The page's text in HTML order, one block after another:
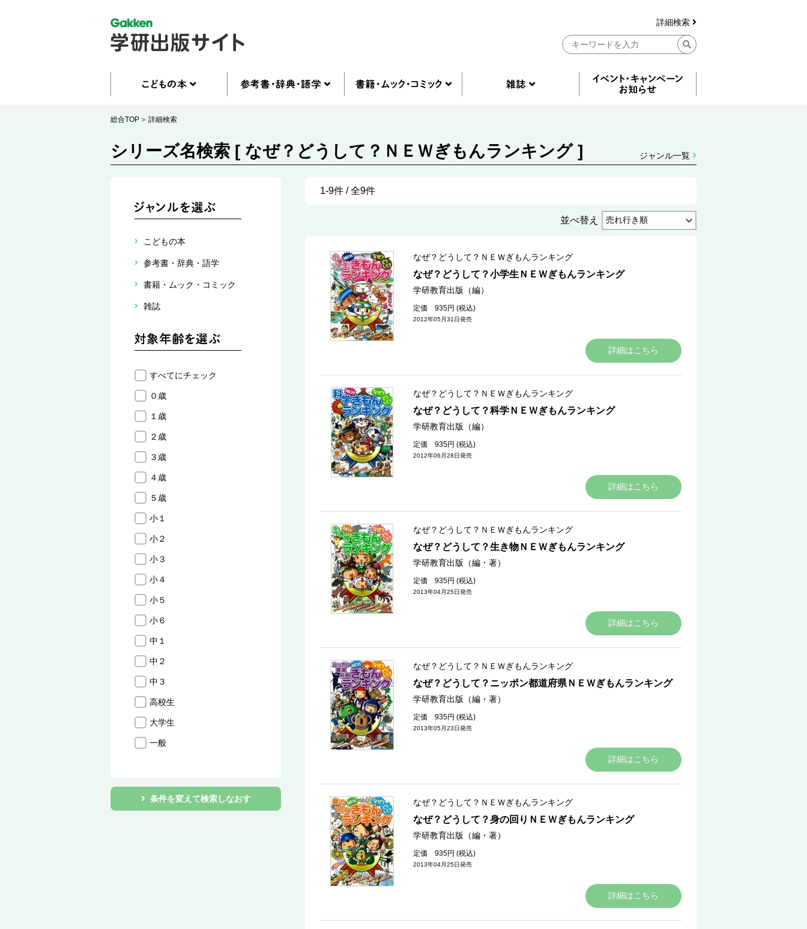
詳細検索
総合TOP 詳細検索
シリーズ名検索 [ なぜ？どうして？ＮＥＷぎもんランキング ] ジャンル一覧
こどもの本
参考書・辞典・語学
書籍・ムック・コミック
雑誌
すべてにチェック
０歳
１歳
２歳
３歳
４歳
５歳
小１
小２
小３
小４
小５
小６
中１
中２
中３
高校生
大学生
一般
条件を変えて検索しなおす
1-9件 / 全9件
並べ替え
なぜ？どうして？ＮＥＷぎもんランキング
なぜ？どうして？小学生ＮＥＷぎもんランキング
学研教育出版（編）
定価 935円 (税込)
2012年05月31日発売
詳細はこちら
なぜ？どうして？ＮＥＷぎもんランキング
なぜ？どうして？科学ＮＥＷぎもんランキング
学研教育出版（編）
定価 935円 (税込)
2012年06月28日発売
詳細はこちら
なぜ？どうして？ＮＥＷぎもんランキング
なぜ？どうして？生き物ＮＥＷぎもんランキング
学研教育出版（編・著）
定価 935円 (税込)
2013年04月25日発売
詳細はこちら
なぜ？どうして？ＮＥＷぎもんランキング
なぜ？どうして？ニッポン都道府県ＮＥＷぎもんランキング
学研教育出版（編・著）
定価 935円 (税込)
2013年05月23日発売
詳細はこちら
なぜ？どうして？ＮＥＷぎもんランキング
なぜ？どうして？身の回りＮＥＷぎもんランキング
学研教育出版（編・著）
定価 935円 (税込)
2013年04月25日発売
詳細はこちら